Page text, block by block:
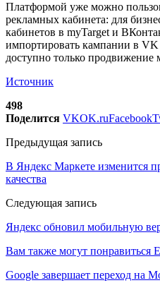
Платформой уже можно
рекламных кабинета: для
кабинетов в myTarget и
импортировать кампании в
доступно только
Источник
498
Поделится VKOK.ruFacebook
Предыдущая запись
В Яндекс Маркете изменится
качества
Следующая запись
Яндекс обновил мобильную
Вам также могут понравиться
Google завершает переход на